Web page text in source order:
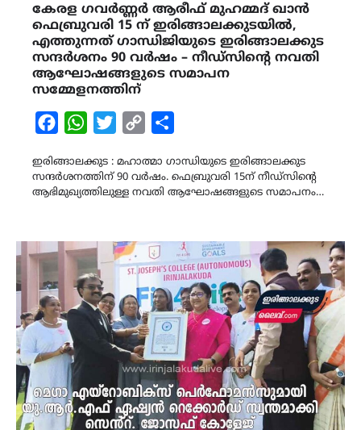
കേരള ഗവർണ്ണർ ആരീഫ് മുഹമ്മദ് ഖാൻ
ഫെബ്രുവരി 15 ന് ഇരിങ്ങാലക്കുടയിൽ,
എത്തുന്നത് ഗാന്ധിജിയുടെ ഇരിങ്ങാലക്കുട
സന്ദർശനം 90 വർഷം – നീഡ്‌സിൻ്റെ നവതി
ആഘോഷങ്ങളുടെ സമാപന
സമ്മേളനത്തിന്
FacebookWhatsAppTwitterCopy
ഇരിങ്ങാലക്കുട : മഹാത്മാ ഗാന്ധിയുടെ ഇരിങ്ങാലക്കുട
സന്ദർശനത്തിന് 90 വർഷം. ഫെബ്രുവരി 15ന് നീഡ്‌സിന്റെ
ആഭിമുഖ്യത്തിലുള്ള നവതി ആഘോഷങ്ങളുടെ സമാപനം…